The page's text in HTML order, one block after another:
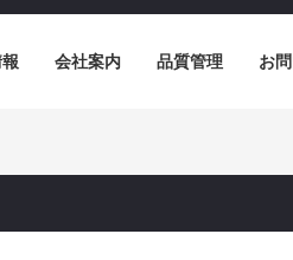
会社案内 品質管理 お